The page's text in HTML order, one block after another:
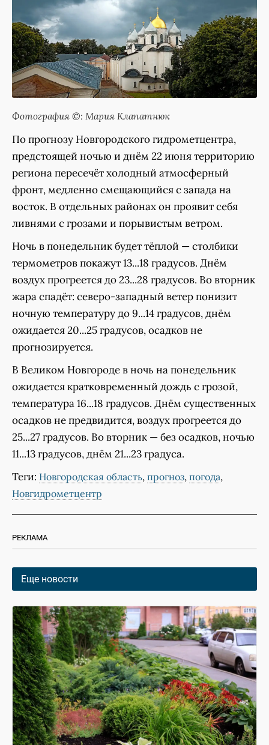
Фотография ©: Мария Клапатнюк
По прогнозу Новгородского гидрометцентра,
предстоящей ночью и днём 22 июня территорию
региона пересечёт холодный атмосферный
фронт, медленно смещающийся с запада на
восток. В отдельных районах он проявит себя
ливнями с грозами и порывистым ветром.
Ночь в понедельник будет тёплой — столбики
термометров покажут 13...18 градусов. Днём
воздух прогреется до 23...28 градусов. Во вторник
жара спадёт: северо-западный ветер понизит
ночную температуру до 9...14 градусов, днём
ожидается 20...25 градусов, осадков не
прогнозируется.
В Великом Новгороде в ночь на понедельник
ожидается кратковременный дождь с грозой,
температура 16...18 градусов. Днём существенных
осадков не предвидится, воздух прогреется до
25...27 градусов. Во вторник — без осадков, ночью
11...13 градусов, днём 21...23 градуса.
Теги: Новгородская область, прогноз, погода,
Новгидрометцентр
РЕКЛАМА
Еще новости